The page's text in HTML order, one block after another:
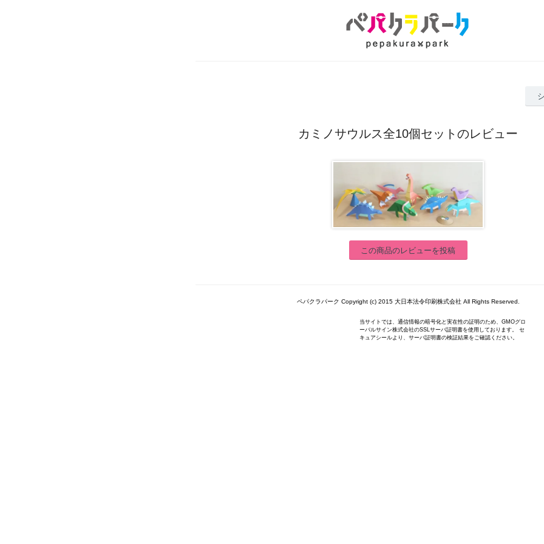
カミノサウルス全10個セットのレビュー
この商品のレビューを投稿
ペパクラパーク Copyright (c) 2015 大日本法令印刷株式会社 All Rights Reserved.
当サイトでは、通信情報の暗号化と実在性の証明のため、GMOグロ
ーバルサイン株式会社のSSLサーバ証明書を使用しております。 セ
キュアシールより、サーバ証明書の検証結果をご確認ください。